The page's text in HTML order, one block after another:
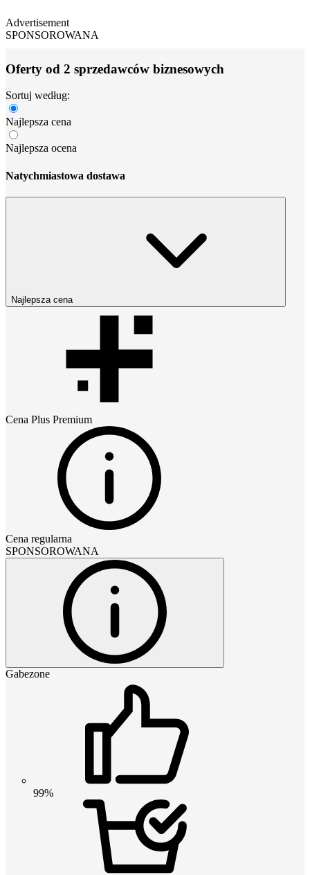
Advertisement
SPONSOROWANA
Oferty od 2 sprzedawców biznesowych
Sortuj według:
Najlepsza cena
Najlepsza ocena
Natychmiastowa dostawa
Najlepsza cena
Cena Plus Premium
Cena regularna
SPONSOROWANA
Gabezone
99%